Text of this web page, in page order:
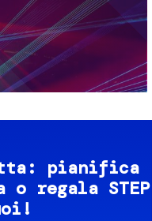
pianifica
regala STEP